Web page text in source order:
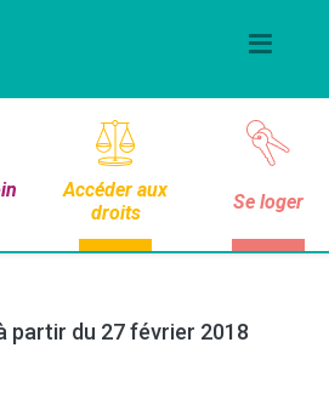
Accéder aux
droits
Se loger
partir du 27 février 2018